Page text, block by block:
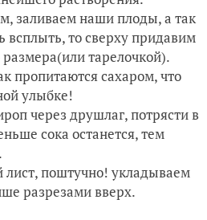
заливаем наши плоды, а так
всплыть, то сверху придавим
тарелочкой).
пропитаются сахаром, что
улыбке!
через друшлаг, потрясти в
сока останется, тем
лист, поштучно! укладываем
разрезами вверх.